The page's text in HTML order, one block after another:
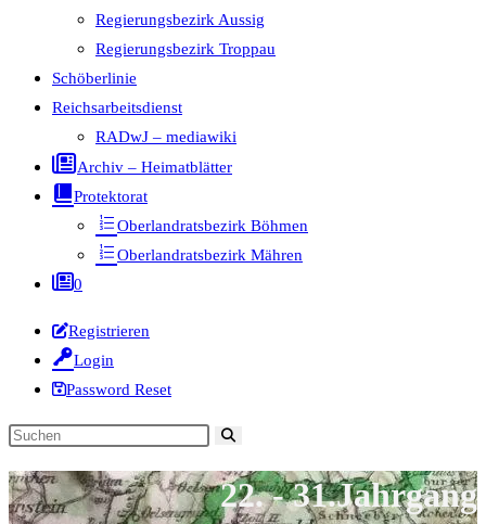
Regierungsbezirk Aussig
Regierungsbezirk Troppau
Schöberlinie
Reichsarbeitsdienst
RADwJ – mediawiki
Archiv – Heimatblätter
Protektorat
Oberlandratsbezirk Böhmen
Oberlandratsbezirk Mähren
0
Registrieren
Login
Password Reset
Diese
durchsuchen
22. - 31.Jahrgang